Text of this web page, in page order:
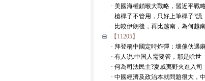
· 美國海權鎖喉大戰略，習近平戰
· 槍桿子不管用，只好上筆桿子?謊
· 比較伊朗後，再比越南，為何越
【11205】
· 拜登稱中國定時炸彈：壞傢伙遇
· 有人说:中国人需要管，那是啥世
· 何為司法民主?夏威夷野火進入司
· 中國經濟及政治本就問題很大，中